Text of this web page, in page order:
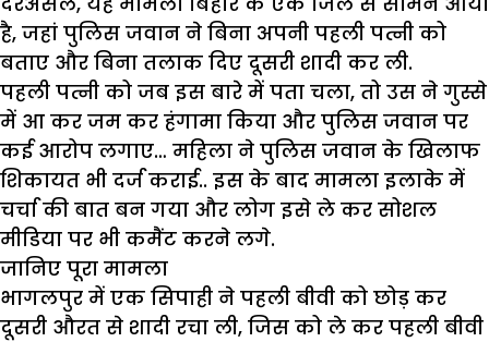
है, जहां पुलिस जवान ने बिना अपनी पहली पत्नी को
बताए और बिना तलाक दिए दूसरी शादी कर ली.
पहली पत्नी को जब इस बारे में पता चला, तो उस ने गुस्से
में आ कर जम कर हंगामा किया और पुलिस जवान पर
कई आरोप लगाए… महिला ने पुलिस जवान के खिलाफ
शिकायत भी दर्ज कराई.. इस के बाद मामला इलाके में
चर्चा की बात बन गया और लोग इसे ले कर सोशल
मीडिया पर भी कमैंट करने लगे.
जानिए पूरा मामला
भागलपुर में एक सिपाही ने पहली बीवी को छोड़ कर
दूसरी औरत से शादी रचा ली, जिस को ले कर पहली बीवी